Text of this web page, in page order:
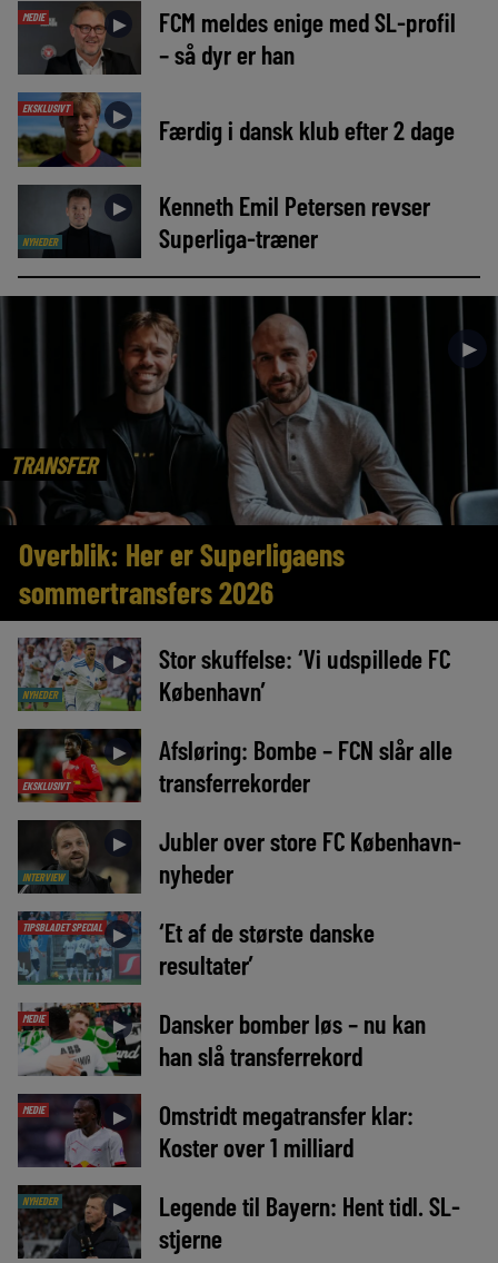
MEDIE ►
FCM meldes enige med SL-profil
– så dyr er han
EKSKLUSIVT ► Færdig i dansk klub efter 2 dage
NYHEDER
►
Kenneth Emil Petersen revser
Superliga-træner
TRANSFER
►
Overblik: Her er Superligaens
sommertransfers 2026
NYHEDER
►
Stor skuffelse: ‘Vi udspillede FC
København’
EKSKLUSIVT
►
Afsløring: Bombe – FCN slår alle
transferrekorder
INTERVIEW
►
Jubler over store FC København-
nyheder
TIPSBLADET SPECIAL ►
‘Et af de største danske
resultater’
MEDIE ►
Dansker bomber løs – nu kan
han slå transferrekord
MEDIE ►
Omstridt megatransfer klar:
Koster over 1 milliard
NYHEDER ►
Legende til Bayern: Hent tidl. SL-
stjerne